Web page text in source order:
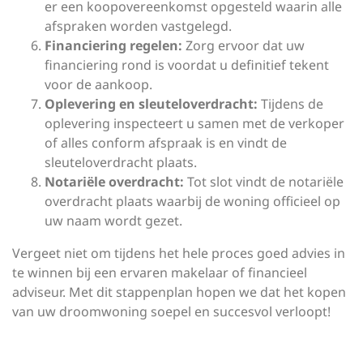
er een koopovereenkomst opgesteld waarin alle
afspraken worden vastgelegd.
Financiering regelen: Zorg ervoor dat uw
financiering rond is voordat u definitief tekent
voor de aankoop.
Oplevering en sleuteloverdracht: Tijdens de
oplevering inspecteert u samen met de verkoper
of alles conform afspraak is en vindt de
sleuteloverdracht plaats.
Notariële overdracht: Tot slot vindt de notariële
overdracht plaats waarbij de woning officieel op
uw naam wordt gezet.
Vergeet niet om tijdens het hele proces goed advies in
te winnen bij een ervaren makelaar of financieel
adviseur. Met dit stappenplan hopen we dat het kopen
van uw droomwoning soepel en succesvol verloopt!